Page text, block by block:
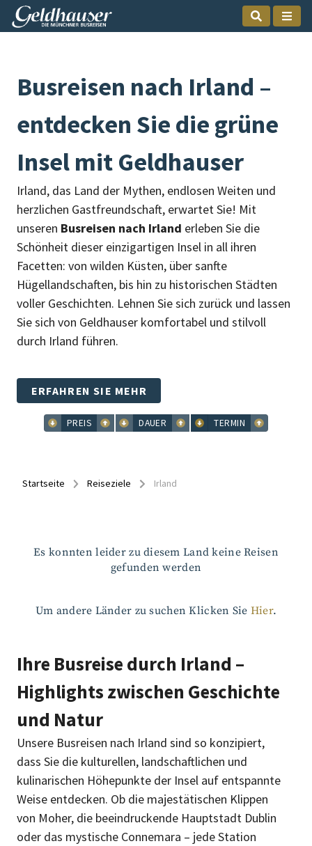
Busreisen nach Irland –
entdecken Sie die grüne
Insel mit Geldhauser
Irland, das Land der Mythen, endlosen Weiten und
herzlichen Gastfreundschaft, erwartet Sie! Mit
unseren Busreisen nach Irland erleben Sie die
Schönheit dieser einzigartigen Insel in all ihren
Facetten: von wilden Küsten, über sanfte
Hügellandschaften, bis hin zu historischen Städten
voller Geschichten. Lehnen Sie sich zurück und lassen
Sie sich von Geldhauser komfortabel und stilvoll
durch Irland führen.
ERFAHREN SIE MEHR
PREIS DAUER TERMIN
Startseite Reiseziele Irland
Es konnten leider zu diesem Land keine Reisen
gefunden werden
Um andere Länder zu suchen Klicken Sie Hier.
Ihre Busreise durch Irland –
Highlights zwischen Geschichte
und Natur
Unsere Busreisen nach Irland sind so konzipiert,
dass Sie die kulturellen, landschaftlichen und
kulinarischen Höhepunkte der Insel auf entspannte
Weise entdecken. Ob die majestätischen Klippen
von Moher, die beeindruckende Hauptstadt Dublin
oder das mystische Connemara – jede Station